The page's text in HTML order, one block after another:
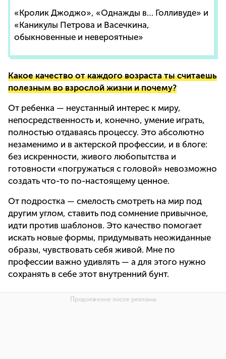
«Кролик Джоджо», «Однажды в… Голливуде» и
«Каникулы Петрова и Васечкина,
обыкновенные и невероятные»
Какое качество от каждого возраста ты считаешь
полезным во взрослой жизни и почему?
От ребенка — неустанный интерес к миру,
непосредственность и, конечно, умение играть,
полностью отдаваясь процессу. Это абсолютно
незаменимо и в актерской профессии, и в блоге:
без искренности, живого любопытства и
готовности «погружаться с головой» невозможно
создать что-то по-настоящему ценное.
От подростка — смелость смотреть на мир под
другим углом, ставить под сомнение привычное,
идти против шаблонов. Это качество помогает
искать новые формы, придумывать неожиданные
образы, чувствовать себя живой. Мне по
профессии важно удивлять — а для этого нужно
сохранять в себе этот внутренний бунт.